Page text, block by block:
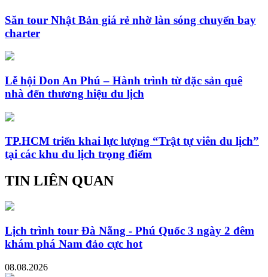
Săn tour Nhật Bản giá rẻ nhờ làn sóng chuyến bay
charter
Lễ hội Don An Phú – Hành trình từ đặc sản quê
nhà đến thương hiệu du lịch
TP.HCM triển khai lực lượng “Trật tự viên du lịch”
tại các khu du lịch trọng điểm
TIN LIÊN QUAN
Lịch trình tour Đà Nẵng - Phú Quốc 3 ngày 2 đêm
khám phá Nam đảo cực hot
08.08.2026